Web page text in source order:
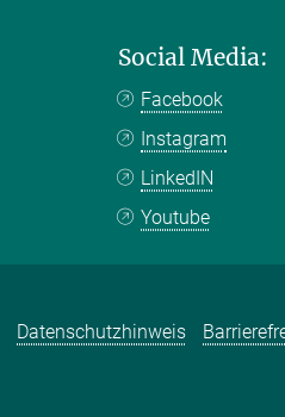
Social Media:
Facebook
Instagram
LinkedIN
Youtube
Datenschutzhinweis